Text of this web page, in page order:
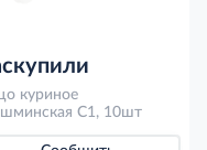
куриное
С1, 10шт